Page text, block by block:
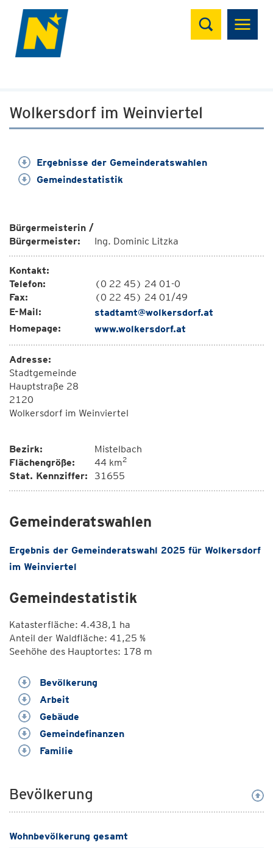
Suchen
Wolkersdorf im Weinviertel
Ergebnisse der Gemeinderatswahlen
Gemeindestatistik
Bürgermeisterin /
Bürgermeister:
Ing. Dominic Litzka
Kontakt:
Telefon:
(0 22 45) 24 01-0
Fax:
(0 22 45) 24 01/49
E-Mail:
stadtamt@wolkersdorf.at
Homepage:
www.wolkersdorf.at
Adresse:
Stadtgemeinde
Hauptstraße 28
2120
Wolkersdorf im Weinviertel
Bezirk:
Mistelbach
Flächengröße:
44 km2
Stat. Kennziffer: 31655
Gemeinderatswahlen
Ergebnis der Gemeinderatswahl 2025 für Wolkersdorf
im Weinviertel
Gemeindestatistik
Katasterfläche: 4.438,1 ha
Anteil der Waldfläche: 41,25 %
Seehöhe des Hauptortes: 178 m
Bevölkerung
Arbeit
Gebäude
Gemeindefinanzen
Familie
Bevölkerung
Wohnbevölkerung gesamt